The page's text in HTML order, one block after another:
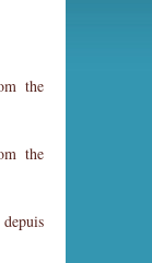
the
the